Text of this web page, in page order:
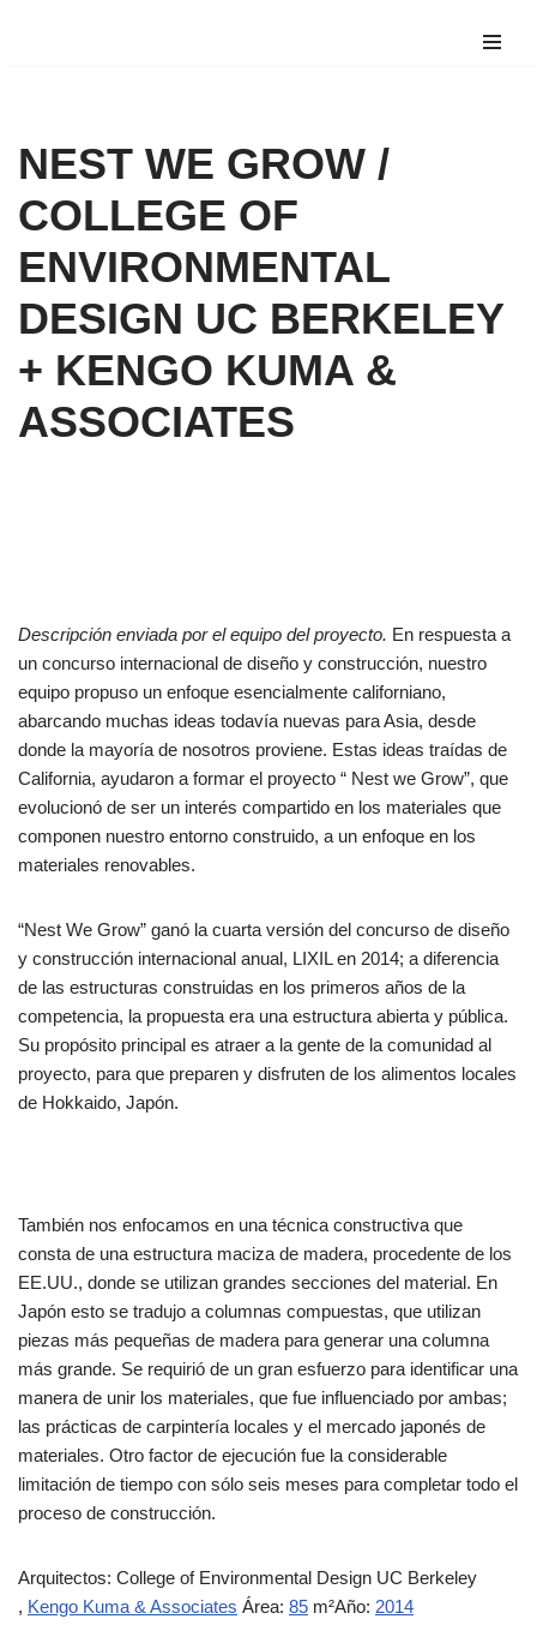
NEST WE GROW /
COLLEGE OF
ENVIRONMENTAL
DESIGN UC BERKELEY
+ KENGO KUMA &
ASSOCIATES
Descripción enviada por el equipo del proyecto. En respuesta a
un concurso internacional de diseño y construcción, nuestro
equipo propuso un enfoque esencialmente californiano,
abarcando muchas ideas todavía nuevas para Asia, desde
donde la mayoría de nosotros proviene. Estas ideas traídas de
California, ayudaron a formar el proyecto “ Nest we Grow”, que
evolucionó de ser un interés compartido en los materiales que
componen nuestro entorno construido, a un enfoque en los
materiales renovables.
“Nest We Grow” ganó la cuarta versión del concurso de diseño
y construcción internacional anual, LIXIL en 2014; a diferencia
de las estructuras construidas en los primeros años de la
competencia, la propuesta era una estructura abierta y pública.
Su propósito principal es atraer a la gente de la comunidad al
proyecto, para que preparen y disfruten de los alimentos locales
de Hokkaido, Japón.
También nos enfocamos en una técnica constructiva que
consta de una estructura maciza de madera, procedente de los
EE.UU., donde se utilizan grandes secciones del material. En
Japón esto se tradujo a columnas compuestas, que utilizan
piezas más pequeñas de madera para generar una columna
más grande. Se requirió de un gran esfuerzo para identificar una
manera de unir los materiales, que fue influenciado por ambas;
las prácticas de carpintería locales y el mercado japonés de
materiales. Otro factor de ejecución fue la considerable
limitación de tiempo con sólo seis meses para completar todo el
proceso de construcción.
Arquitectos: College of Environmental Design UC Berkeley
, Kengo Kuma & Associates Área: 85 m²Año: 2014